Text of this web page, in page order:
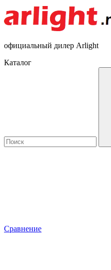
официальный дилер Arlight
Каталог
Сравнение